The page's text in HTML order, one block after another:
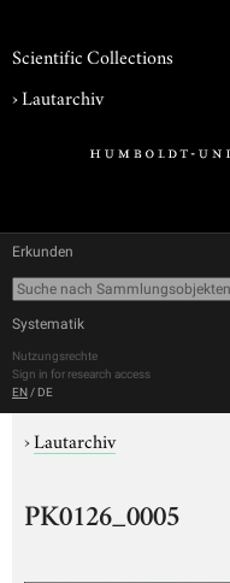
Scientific Collections
›Lautarchiv
Erkunden
Systematik
Nutzungsrechte
Sign in for research access
EN / DE
›Lautarchiv
PK0126_0005